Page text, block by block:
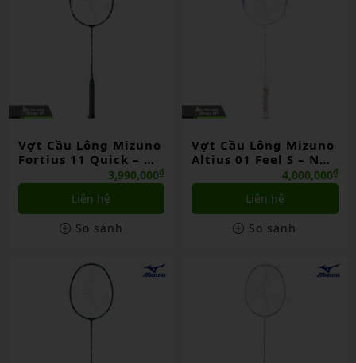
Vợt Cầu Lông Mizuno
Fortius 11 Quick – ND
3,990,000₫
Liên hệ
So sánh
Vợt Cầu Lông Mizuno
Altius 01 Feel S – ND
4,000,000₫
Liên hệ
So sánh